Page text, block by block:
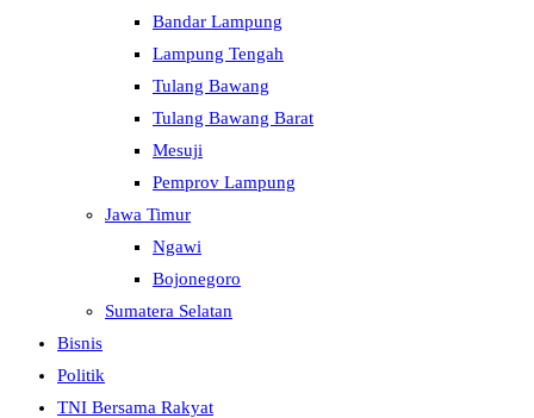
Bandar Lampung
Lampung Tengah
Tulang Bawang
Tulang Bawang Barat
Mesuji
Pemprov Lampung
Jawa Timur
Ngawi
Bojonegoro
Sumatera Selatan
Bisnis
Politik
TNI Bersama Rakyat